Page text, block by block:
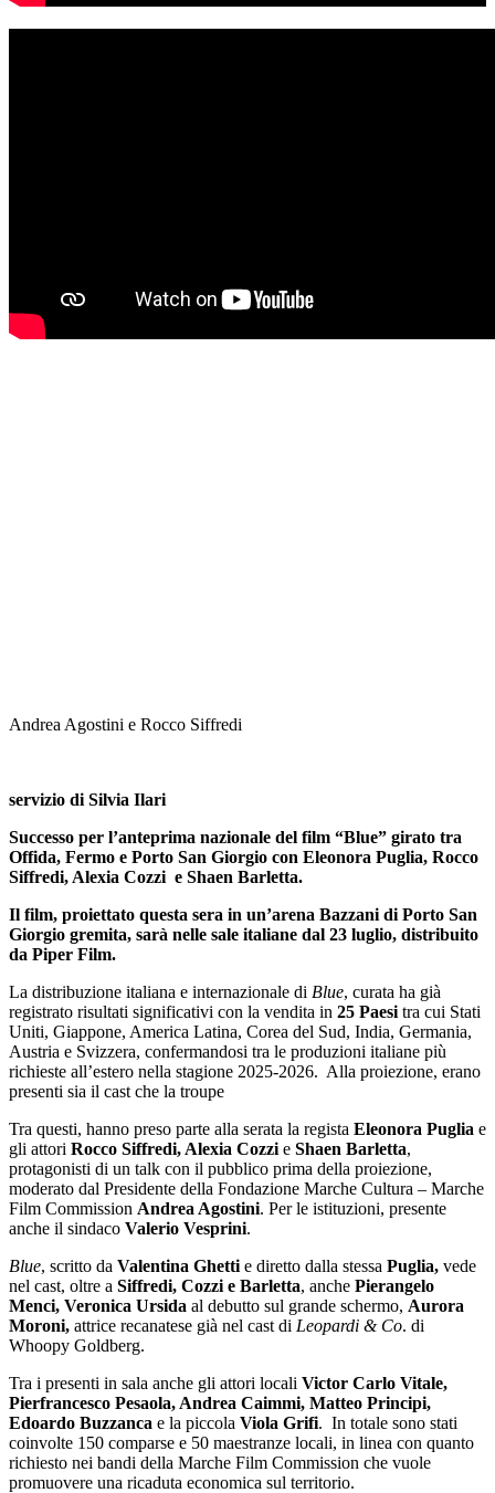
Andrea Agostini e Rocco Siffredi
servizio di Silvia Ilari
Successo per l’anteprima nazionale del film “Blue” girato tra
Offida, Fermo e Porto San Giorgio con Eleonora Puglia, Rocco
Siffredi, Alexia Cozzi e Shaen Barletta.
Il film, proiettato questa sera in un’arena Bazzani di Porto San
Giorgio gremita, sarà nelle sale italiane dal 23 luglio, distribuito
da Piper Film.
La distribuzione italiana e internazionale di Blue, curata ha già
registrato risultati significativi con la vendita in 25 Paesi tra cui Stati
Uniti, Giappone, America Latina, Corea del Sud, India, Germania,
Austria e Svizzera, confermandosi tra le produzioni italiane più
richieste all’estero nella stagione 2025-2026. Alla proiezione, erano
presenti sia il cast che la troupe
Tra questi, hanno preso parte alla serata la regista Eleonora Puglia e
gli attori Rocco Siffredi, Alexia Cozzi e Shaen Barletta,
protagonisti di un talk con il pubblico prima della proiezione,
moderato dal Presidente della Fondazione Marche Cultura – Marche
Film Commission Andrea Agostini. Per le istituzioni, presente
anche il sindaco Valerio Vesprini.
Blue, scritto da Valentina Ghetti e diretto dalla stessa Puglia, vede
nel cast, oltre a Siffredi, Cozzi e Barletta, anche Pierangelo
Menci, Veronica Ursida al debutto sul grande schermo, Aurora
Moroni, attrice recanatese già nel cast di Leopardi & Co. di
Whoopy Goldberg.
Tra i presenti in sala anche gli attori locali Victor Carlo Vitale,
Pierfrancesco Pesaola, Andrea Caimmi, Matteo Principi,
Edoardo Buzzanca e la piccola Viola Grifi. In totale sono stati
coinvolte 150 comparse e 50 maestranze locali, in linea con quanto
richiesto nei bandi della Marche Film Commission che vuole
promuovere una ricaduta economica sul territorio.